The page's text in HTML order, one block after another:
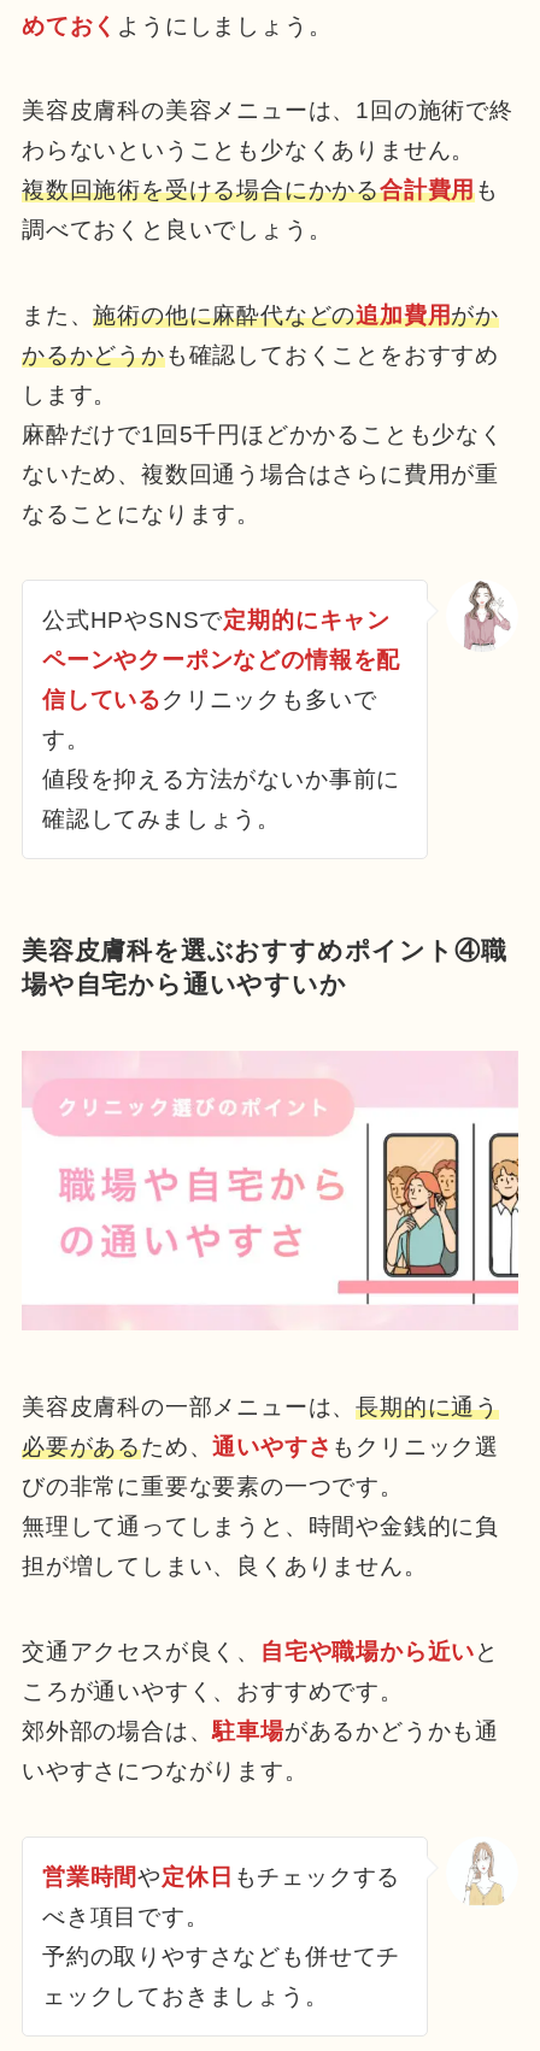
めておく ようにしましょう。
美容皮膚科の美容メニューは、1回の施術で終
わらないということも少なくありません。
複数回施術を受ける場合にかかる合計費用も
調べておくと良いでしょう。
また、施術の他に麻酔代などの追加費用がか
かるかどうかも確認しておくことをおすすめ
します。
麻酔だけで1回5千円ほどかかることも少なく
ないため、複数回通う場合はさらに費用が重
なることになります。
公式HPやSNSで定期的にキャン
ペーンやクーポンなどの情報を配
信しているクリニックも多いで
す。
値段を抑える方法がないか事前に
確認してみましょう。
美容皮膚科を選ぶおすすめポイント④職
場や自宅から通いやすいか
美容皮膚科の一部メニューは、長期的に通う
必要があるため、通いやすさ もクリニック選
びの非常に重要な要素の一つです。
無理して通ってしまうと、時間や金銭的に負
担が増してしまい、良くありません。
交通アクセスが良く、 自宅や職場から近いと
ころが通いやすく、おすすめです。
郊外部の場合は、駐車場があるかどうかも通
いやすさにつながります。
営業時間や定休日 もチェックする
べき項目です。
予約の取りやすさなども併せてチ
ェックしておきましょう。